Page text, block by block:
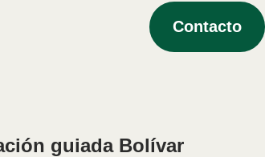
Contacto
guiada Bolívar